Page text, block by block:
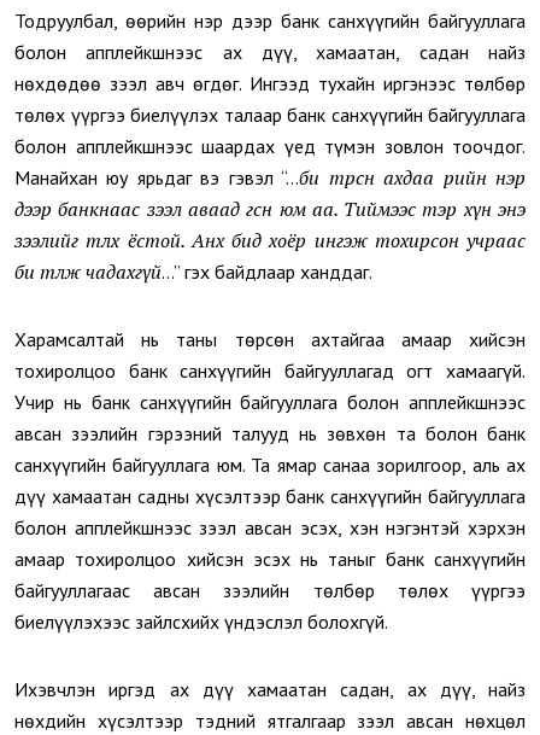
Тодруулбал, өөрийн нэр дээр банк санхүүгийн байгууллага
болон апплейкшнээс ах дүү, хамаатан, садан найз
нөхдөдөө зээл авч өгдөг. Ингээд тухайн иргэнээс төлбөр
төлөх үүргээ биелүүлэх талаар банк санхүүгийн байгууллага
болон апплейкшнээс шаардах үед түмэн зовлон тоочдог.
Манайхан юу ярьдаг вэ гэвэл “...би төрсөн ахдаа өөрийн нэр
дээр банкнаас зээл аваад өгсөн юм аа. Тиймээс тэр хүн энэ
зээлийг төлөх ёстой. Анх бид хоёр ингэж тохирсон учраас
би төлж чадахгүй...” гэх байдлаар ханддаг.
Харамсалтай нь таны төрсөн ахтайгаа амаар хийсэн
тохиролцоо банк санхүүгийн байгууллагад огт хамаагүй.
Учир нь банк санхүүгийн байгууллага болон апплейкшнээс
авсан зээлийн гэрээний талууд нь зөвхөн та болон банк
санхүүгийн байгууллага юм. Та ямар санаа зорилгоор, аль ах
дүү хамаатан садны хүсэлтээр банк санхүүгийн байгууллага
болон апплейкшнээс зээл авсан эсэх, хэн нэгэнтэй хэрхэн
амаар тохиролцоо хийсэн эсэх нь таныг банк санхүүгийн
байгууллагаас авсан зээлийн төлбөр төлөх үүргээ
биелүүлэхээс зайлсхийх үндэслэл болохгүй.
Ихэвчлэн иргэд ах дүү хамаатан садан, ах дүү, найз
нөхдийн хүсэлтээр тэдний ятгалгаар зээл авсан нөхцөл